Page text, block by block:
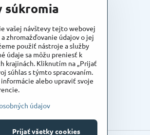
doplniť objednávku alebo
poradenstvo
skutočne na sklade
alebo na odoslanie!
súkromia
vašej návštevy tejto webovej
zhromažďovanie údajov o jej
použiť nástroje a služby
údaje sa môžu preniesť k
krajinách. Kliknutím na „Prijať
súhlas s týmto spracovaním.
alebo upraviť svoje
údajov
Prijať všetky cookies